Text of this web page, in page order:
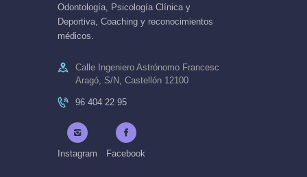
Odontología, Psicología Clínica y
Deportiva, Coaching y reconocimientos
médicos.
Calle Ingeniero Astrónomo Francesc
Aragó, S/N, Castellón 12100
96 404 22 95
Instagram Facebook